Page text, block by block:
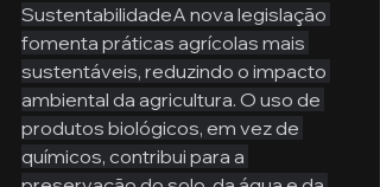
SustentabilidadeA nova legislação
fomenta práticas agrícolas mais
sustentáveis, reduzindo o impacto
ambiental da agricultura. O uso de
produtos biológicos, em vez de
químicos, contribui para a